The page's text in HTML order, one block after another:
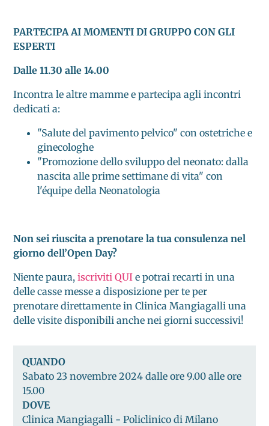
PARTECIPA AI MOMENTI DI GRUPPO CON GLI
ESPERTI
Dalle 11.30 alle 14.00
Incontra le altre mamme e partecipa agli incontri
dedicati a:
"Salute del pavimento pelvico" con ostetriche e
ginecologhe
"Promozione dello sviluppo del neonato: dalla
nascita alle prime settimane di vita" con
l'équipe della Neonatologia
Non sei riuscita a prenotare la tua consulenza nel
giorno dell’Open Day?
Niente paura,iscriviti QUI e potrai recarti in una
delle casse messe a disposizione per te per
prenotare direttamente in Clinica Mangiagalli una
delle visite disponibili anche nei giorni successivi!
QUANDO
Sabato 23 novembre 2024 dalle ore 9.00 alle ore
15.00
DOVE
Clinica Mangiagalli - Policlinico di Milano